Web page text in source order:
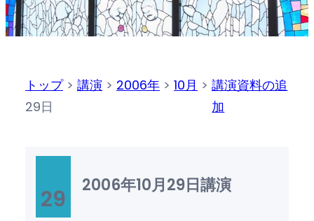
トップ> 講演 > 2006年 > 10月 >
29日
講演資料の追
加
29 2006年10月29日講演